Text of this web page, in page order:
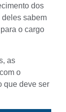
dos
deles sabem
o cargo
as
o
que deve ser